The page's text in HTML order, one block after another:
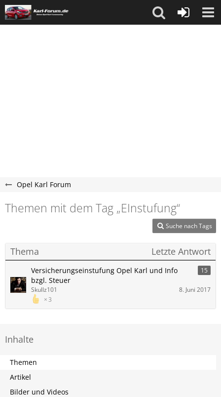
Opel Karl Forum
Themen mit dem Tag „EInstufung“
Suche nach Tags
Thema Letzte Antwort
Versicherungseinstufung Opel Karl und Info
bzgl. Steuer
15
3
Skullz101 8. Juni 2017
Inhalte
Themen
Artikel
Bilder und Videos